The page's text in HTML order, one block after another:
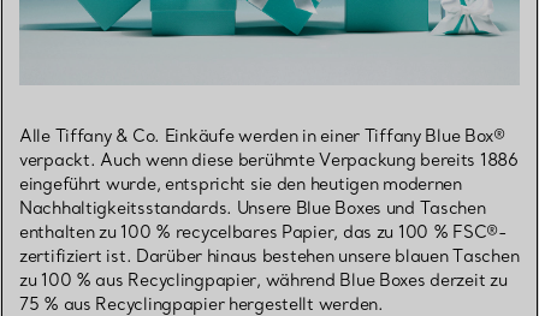
Alle Tiffany & Co. Einkäufe werden in einer Tiffany Blue Box®
verpackt. Auch wenn diese berühmte Verpackung bereits 1886
eingeführt wurde, entspricht sie den heutigen modernen
Nachhaltigkeitsstandards. Unsere Blue Boxes und Taschen
enthalten zu 100 % recycelbares Papier, das zu 100 % FSC®-
zertifiziert ist. Darüber hinaus bestehen unsere blauen Taschen
zu 100 % aus Recyclingpapier, während Blue Boxes derzeit zu
75 % aus Recyclingpapier hergestellt werden.